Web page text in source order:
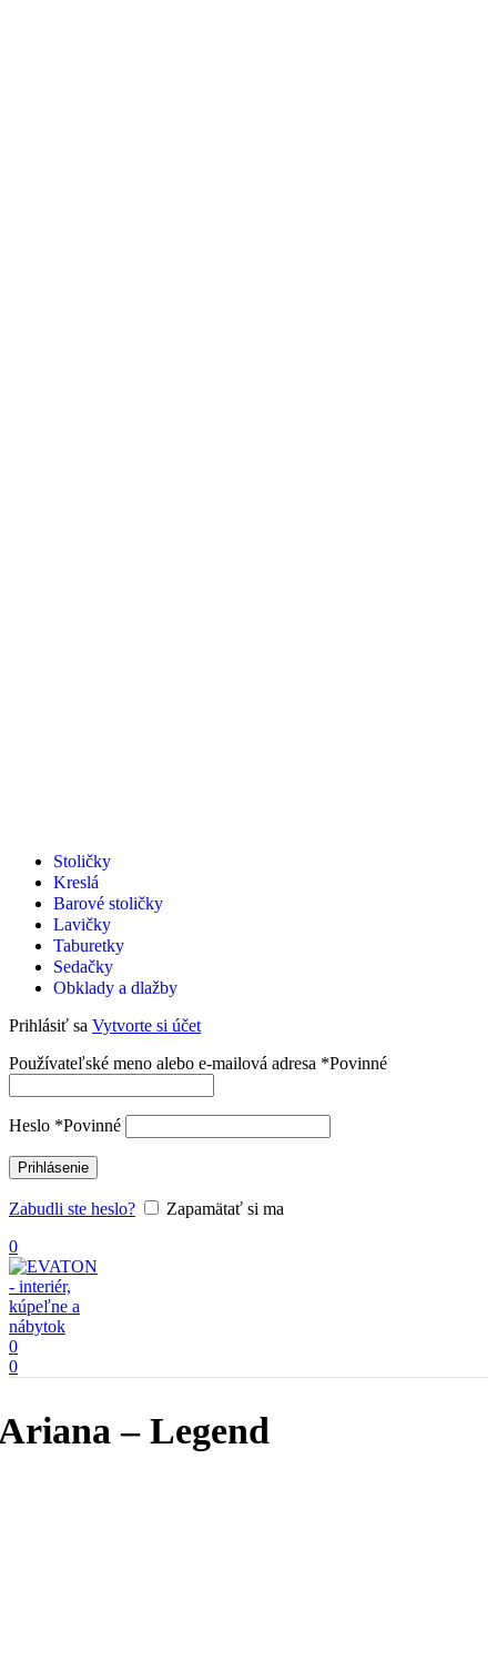
Stoličky
Kreslá
Barové stoličky
Lavičky
Taburetky
Sedačky
Obklady a dlažby
Prihlásiť sa Vytvorte si účet
Používateľské meno alebo e-mailová adresa *Povinné
Heslo *Povinné
Prihlásenie
Zabudli ste heslo?
Zapamätať si ma
0
0
0
– Legend